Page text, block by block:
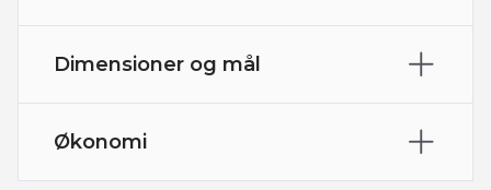
19,0 Km/l 58 l
Dimensioner og mål
163 cm
Økonomi